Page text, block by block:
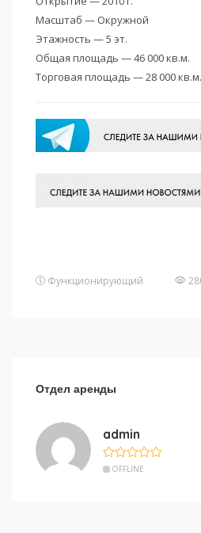
Масштаб — Окружной
Этажность — 5 эт.
Общая площадь — 46 000 кв.м.
Торговая площадь — 28 000 кв.м.
Функционирующий
Отдел аренды
admin
OFFLINE